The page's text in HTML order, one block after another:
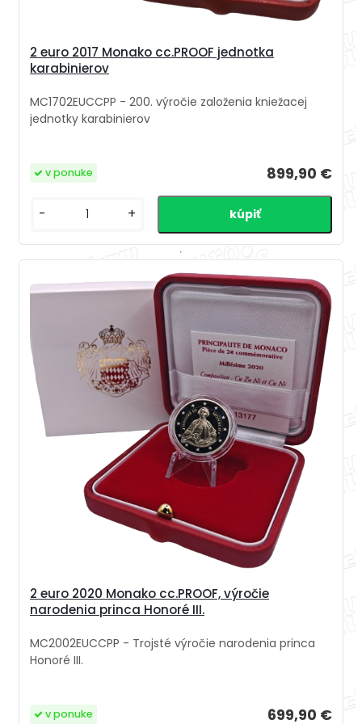
2 euro 2017 Monako cc.PROOF jednotka
karabinierov
MC1702EUCCPP - 200. výročie založenia kniežacej
jednotky karabinierov
899,90 €
v ponuke
- +
2 euro 2020 Monako cc.PROOF, výročie
narodenia princa Honoré III.
MC2002EUCCPP - Trojsté výročie narodenia princa
Honoré III.
699,90 €
v ponuke